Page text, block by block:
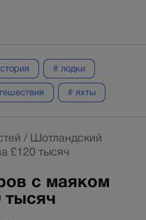
# лодки
# яхты
/ Шотландский
£120 тысяч
с маяком
тысяч